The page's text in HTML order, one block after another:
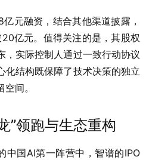
元融资，结合其他渠道披露，
亿元。值得关注的是，其股权
，实际控制人通过一致行动协议
化结构既保障了技术决策的独立
间。
”领跑与生态重构
中国AI第一阵营中，智谱的IPO